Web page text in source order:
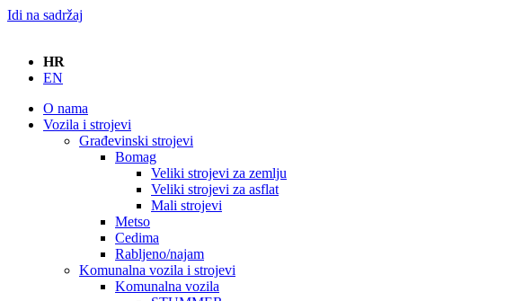
Idi na sadržaj
HR
EN
O nama
Vozila i strojevi
Građevinski strojevi
Bomag
Veliki strojevi za zemlju
Veliki strojevi za asflat
Mali strojevi
Metso
Cedima
Rabljeno/najam
Komunalna vozila i strojevi
Komunalna vozila